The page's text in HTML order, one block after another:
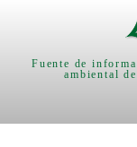
Fuente de
ambiental